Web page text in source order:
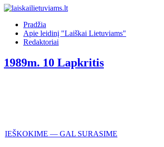
Pradžia
Apie leidinį "Laiškai Lietuviams"
Redaktoriai
1989m. 10 Lapkritis
IEŠKOKIME — GAL SURASIME